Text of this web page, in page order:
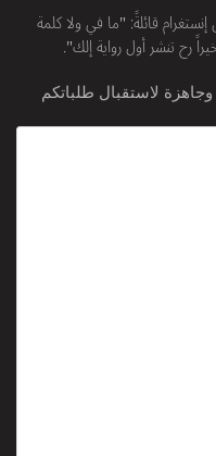
قائلةً: "ما في ولا كلمة
رح تنشر أول رواية إلك".
لاستقبال طلباتكم